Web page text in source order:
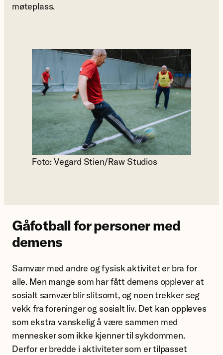
møteplass.
Foto: Vegard Stien/Raw Studios
Gåfotball for personer med
demens
Samvær med andre og fysisk aktivitet er bra for
alle. Men mange som har fått demens opplever at
sosialt samvær blir slitsomt, og noen trekker seg
vekk fra foreninger og sosialt liv. Det kan oppleves
som ekstra vanskelig å være sammen med
mennesker som ikke kjenner til sykdommen.
Derfor er bredde i aktiviteter som er tilpasset